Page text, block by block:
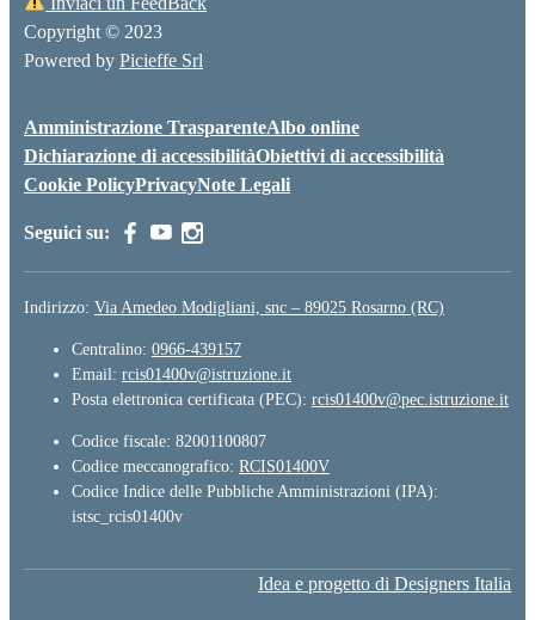
Copyright © 2023
Powered by Picieffe Srl
Amministrazione TrasparenteAlbo online
Dichiarazione di accessibilitàObiettivi di accessibilità
Cookie PolicyPrivacyNote Legali
Seguici su:
Indirizzo: Via Amedeo Modigliani, snc – 89025 Rosarno (RC)
Centralino: 0966-439157
Email: rcis01400v@istruzione.it
Posta elettronica certificata (PEC): rcis01400v@pec.istruzione.it
Codice fiscale: 82001100807
Codice meccanografico: RCIS01400V
Codice Indice delle Pubbliche Amministrazioni (IPA):
istsc_rcis01400v
Idea e progetto di Designers Italia